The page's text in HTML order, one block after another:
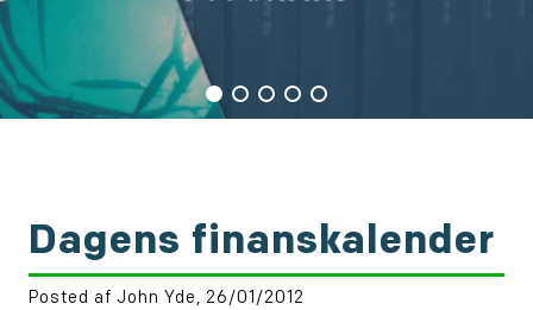
Dagens finanskalender
Posted af John Yde, 26/01/2012